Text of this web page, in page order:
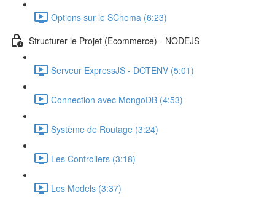
Options sur le SChema (6:23)
Structurer le Projet (Ecommerce) - NODEJS
Serveur ExpressJS - DOTENV (5:01)
Connection avec MongoDB (4:53)
Système de Routage (3:24)
Les Controllers (3:18)
Les Models (3:37)